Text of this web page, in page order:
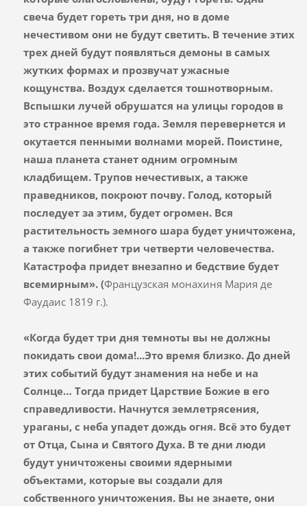
свеча будет гореть три дня, но в доме
нечестивом они не будут светить. В течение этих
трех дней будут появляться демоны в самых
жутких формах и прозвучат ужасные
кощунства. Воздух сделается тошнотворным.
Вспышки лучей обрушатся на улицы городов в
это странное время года. Земля перевернется и
окутается пенными волнами морей.Поистине,
наша планета станет одним огромным
кладбищем. Трупов нечестивых, а также
праведников, покроют почву. Голод, который
последует за этим, будет огромен. Вся
растительность земного шара будет уничтожена,
а также погибнет три четверти человечества.
Катастрофа придет внезапно и бедствие будет
всемирным». (Французская монахиня Мария де
Фаудаис 1819 г.).
«Когда будет три дня темноты вы не должны
покидать свои дома!...Это время близко. До дней
этих событий будут знамения на небе и на
Солнце… Тогда придет Царствие Божие в его
справедливости. Начнутся землетрясения,
ураганы, с неба упадет дождь огня. Всё это будет
от Отца, Сына и Святого Духа. В те дни люди
будут уничтожены своими ядерными
объектами, которые вы создали для
собственного уничтожения. Вы не знаете, они